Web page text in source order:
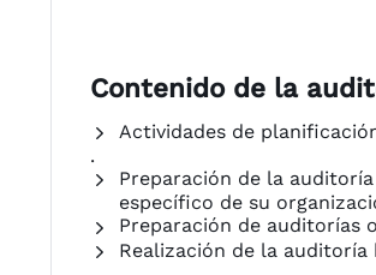
Contenido de la
Actividades de
.
Preparación de la
específico de su
Preparación de auditorías
Realización de la auditoría